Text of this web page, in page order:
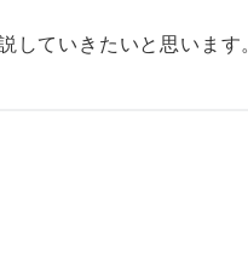
ていきたいと思います